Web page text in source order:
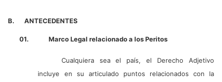
B. ANTECEDENTES
01. Marco Legal relacionado a los Peritos
Cualquiera sea el país, el Derecho Adjetivo
incluye en su articulado puntos relacionados con la